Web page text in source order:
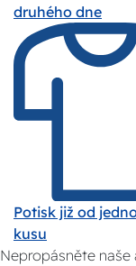
druhého dne
Potisk již od
kusu
Nepropásněte naše